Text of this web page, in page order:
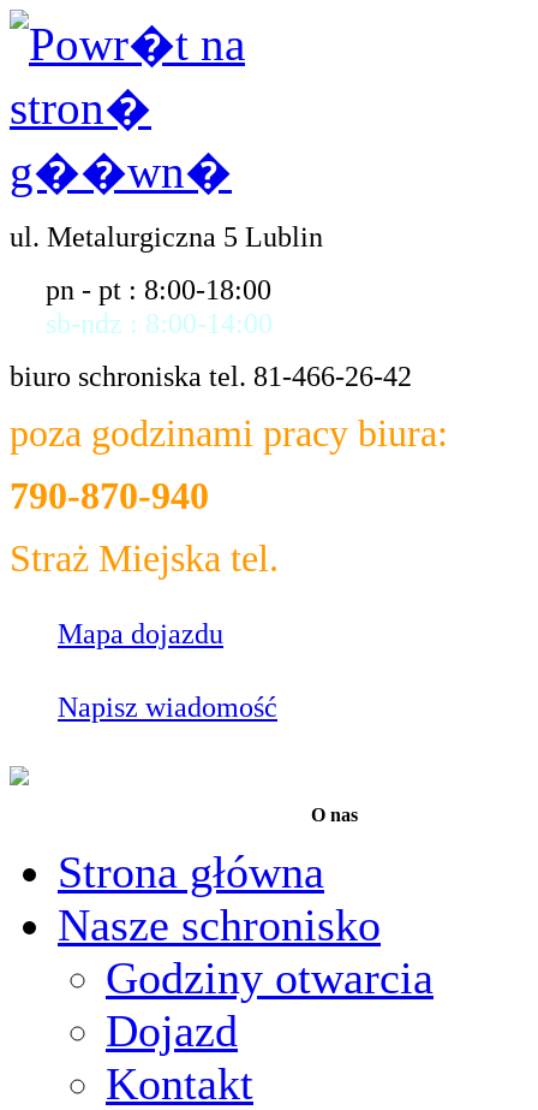
ul. Metalurgiczna 5 Lublin
pn - pt : 8:00-18:00
sb-ndz : 8:00-14:00
biuro schroniska tel. 81-466-26-42
poza godzinami pracy biura:
790-870-940
Straż Miejska tel.
Mapa dojazdu
Napisz wiadomość
O nas
Strona główna
Nasze schronisko
Godziny otwarcia
Dojazd
Kontakt